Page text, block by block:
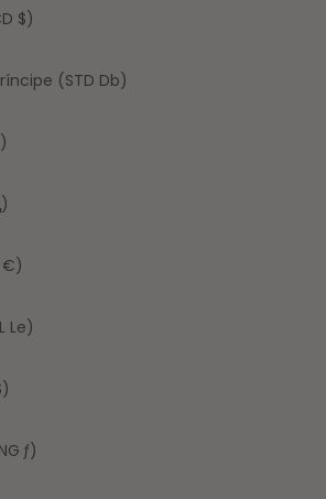
$)
(STD Db)
€)
Le)
ƒ)